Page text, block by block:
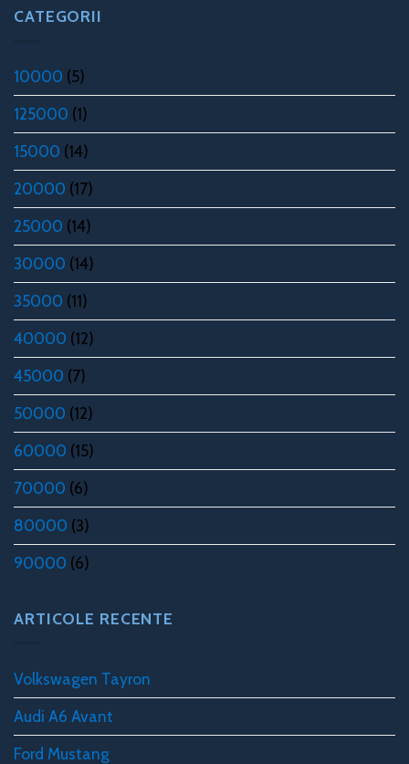
CATEGORII
10000 (5)
125000 (1)
15000 (14)
20000 (17)
25000 (14)
30000 (14)
35000 (11)
40000 (12)
45000 (7)
50000 (12)
60000 (15)
70000 (6)
80000 (3)
90000 (6)
ARTICOLE RECENTE
Volkswagen Tayron
Audi A6 Avant
Ford Mustang